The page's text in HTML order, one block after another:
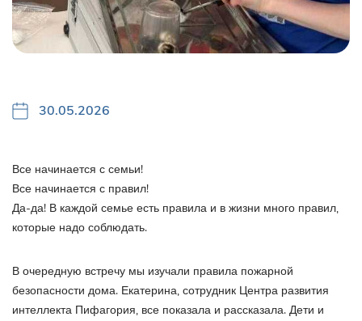
30.05.2026
Все начинается с семьи!
Все начинается с правил!
Да-да! В каждой семье есть правила и в жизни много правил,
которые надо соблюдать.
В очередную встречу мы изучали правила пожарной
безопасности дома. Екатерина, сотрудник Центра развития
интеллекта Пифагория, все показала и рассказала. Дети и